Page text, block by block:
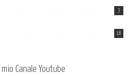
3
18
Canale Youtube